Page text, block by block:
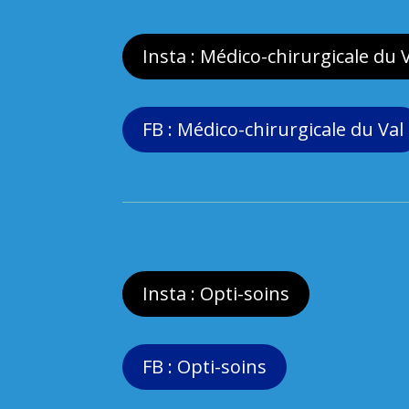
Insta : Médico-chirurgicale du
FB : Médico-chirurgicale du Val
Insta : Opti-soins
FB : Opti-soins